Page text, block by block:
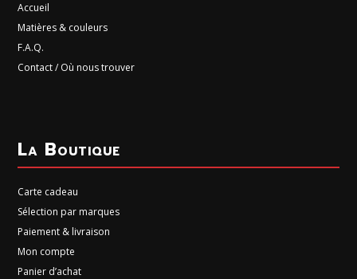
Accueil
Matières & couleurs
F.A.Q.
Contact / Où nous trouver
La Boutique
Carte cadeau
Sélection par marques
Paiement & livraison
Mon compte
Panier d’achat